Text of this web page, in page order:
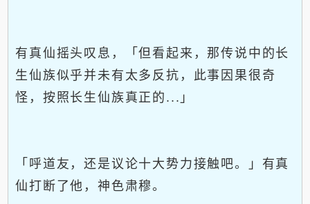
有真仙摇头叹息，「但看起来，那传说中的长
生仙族似乎并未有太多反抗，此事因果很奇
怪，按照长生仙族真正的...」
「呼道友，还是议论十大势力接触吧。」有真
仙打断了他，神色肃穆。